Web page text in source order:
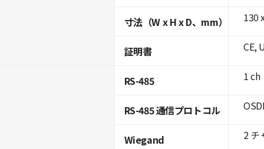
寸法（W x H x D、mm）
証明書
RS-485
RS-485 通信プロトコル
Wiegand
130
CE,
1 ch
2 チ